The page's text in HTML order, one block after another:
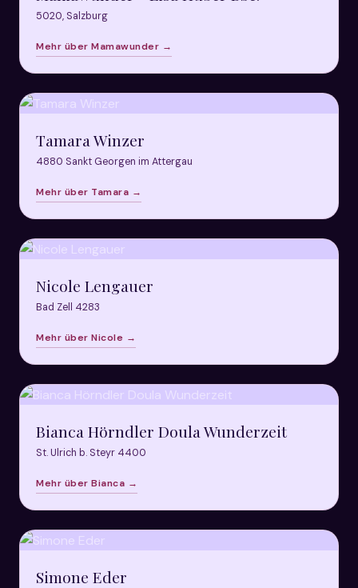
5020, Salzburg
Mehr über Mamawunder →
Tamara Winzer
4880 Sankt Georgen im Attergau
Mehr über Tamara →
Nicole Lengauer
Bad Zell 4283
Mehr über Nicole →
Bianca Hörndler Doula Wunderzeit
St. Ulrich b. Steyr 4400
Mehr über Bianca →
Simone Eder